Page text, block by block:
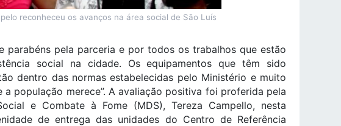
reconheceu os avanços na área social de São Luís
parabéns pela parceria e por todos os trabalhos que estão
social na cidade. Os equipamentos que têm sido
dentro das normas estabelecidas pelo Ministério e muito
população merece”. A avaliação positiva foi proferida pela
e Combate à Fome (MDS), Tereza Campello, nesta
de entrega das unidades do Centro de Referência